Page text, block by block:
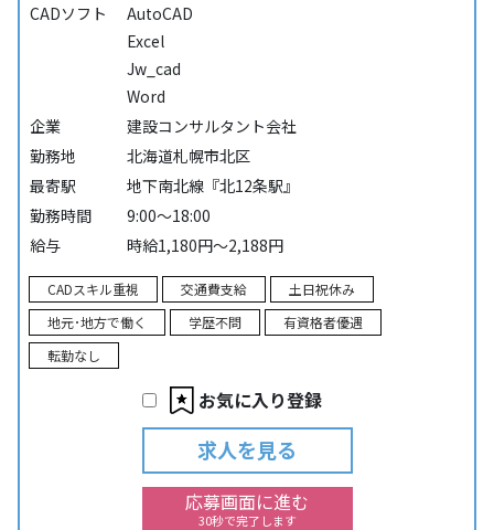
CADソフト
AutoCAD
Excel
Jw_cad
Word
企業
建設コンサルタント会社
勤務地
北海道札幌市北区
最寄駅
地下南北線『北12条駅』
勤務時間
9:00～18:00
給与
時給1,180円～2,188円
CADスキル重視 交通費支給
土日祝休み
地元･地方で働く
学歴不問
有資格者優遇
転勤なし
お気に入り登録
求人を見る
応募画面に進む
30秒で完了します